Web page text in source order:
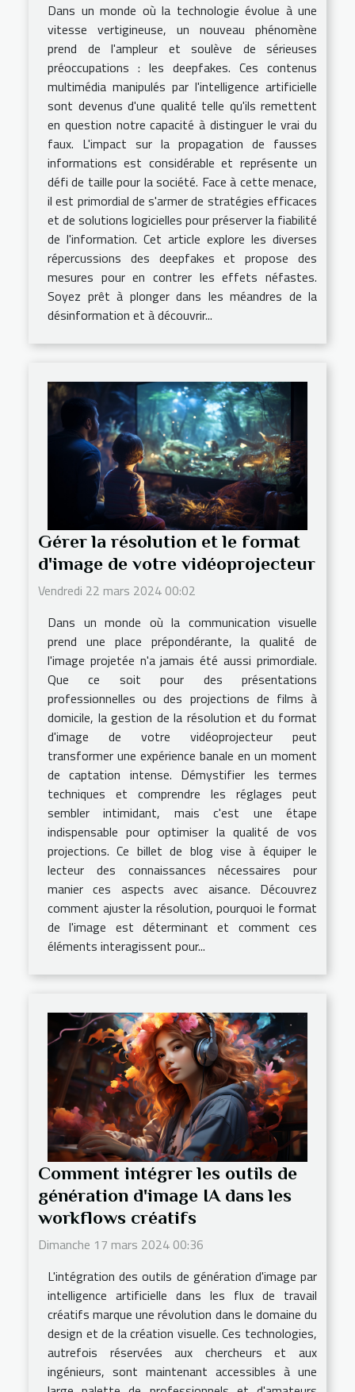
Dans un monde où la technologie évolue à une
vitesse vertigineuse, un nouveau phénomène
prend de l'ampleur et soulève de sérieuses
préoccupations : les deepfakes. Ces contenus
multimédia manipulés par l'intelligence artificielle
sont devenus d'une qualité telle qu'ils remettent
en question notre capacité à distinguer le vrai du
faux. L'impact sur la propagation de fausses
informations est considérable et représente un
défi de taille pour la société. Face à cette menace,
il est primordial de s'armer de stratégies efficaces
et de solutions logicielles pour préserver la fiabilité
de l'information. Cet article explore les diverses
répercussions des deepfakes et propose des
mesures pour en contrer les effets néfastes.
Soyez prêt à plonger dans les méandres de la
désinformation et à découvrir...
Gérer la résolution et le format
d'image de votre vidéoprojecteur
Vendredi 22 mars 2024 00:02
Dans un monde où la communication visuelle
prend une place prépondérante, la qualité de
l'image projetée n'a jamais été aussi primordiale.
Que ce soit pour des présentations
professionnelles ou des projections de films à
domicile, la gestion de la résolution et du format
d'image de votre vidéoprojecteur peut
transformer une expérience banale en un moment
de captation intense. Démystifier les termes
techniques et comprendre les réglages peut
sembler intimidant, mais c'est une étape
indispensable pour optimiser la qualité de vos
projections. Ce billet de blog vise à équiper le
lecteur des connaissances nécessaires pour
manier ces aspects avec aisance. Découvrez
comment ajuster la résolution, pourquoi le format
de l'image est déterminant et comment ces
éléments interagissent pour...
Comment intégrer les outils de
génération d'image IA dans les
workflows créatifs
Dimanche 17 mars 2024 00:36
L'intégration des outils de génération d'image par
intelligence artificielle dans les flux de travail
créatifs marque une révolution dans le domaine du
design et de la création visuelle. Ces technologies,
autrefois réservées aux chercheurs et aux
ingénieurs, sont maintenant accessibles à une